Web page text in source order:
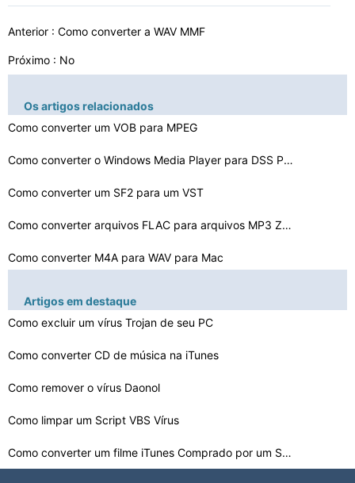
Anterior : Como converter a WAV MMF
Próximo : No
Os artigos relacionados
Como converter um VOB para MPEG
Como converter o Windows Media Player para DSS Player
Como converter um SF2 para um VST
Como converter arquivos FLAC para arquivos MP3 Zune
Como converter M4A para WAV para Mac
Como converter um VOB em um arquivo WAV
Como converter WMA para arquivos WAV Música
Como converter áudio para um Programa de Texto
Artigos em destaque
Como excluir um vírus Trojan de seu PC
Como converter CD de música na iTunes
Como remover o vírus Daonol
Como limpar um Script VBS Vírus
Como converter um filme iTunes Comprado por um Sansa Fu…